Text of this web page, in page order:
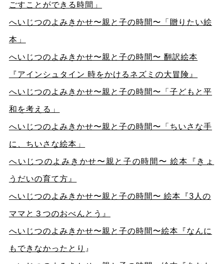
ごすことができる時間」
へいじつのよみきかせ〜親と子の時間〜「贈りたい絵
本」
へいじつのよみきかせ〜親と子の時間〜 翻訳絵本
『アインシュタイン 時をかけるネズミの大冒険』
へいじつのよみきかせ〜親と子の時間〜「子どもと平
和を考える」
へいじつのよみきかせ〜親と子の時間〜「ちいさな手
に、ちいさな絵本」
へいじつのよみきかせ〜親と子の時間〜 絵本『きょ
うだいの育て方』
へいじつのよみきかせ〜親と子の時間〜 絵本『3人の
ママと３つのおべんとう』
へいじつのよみきかせ〜親と子の時間〜絵本『なんに
もできなかったとり 』